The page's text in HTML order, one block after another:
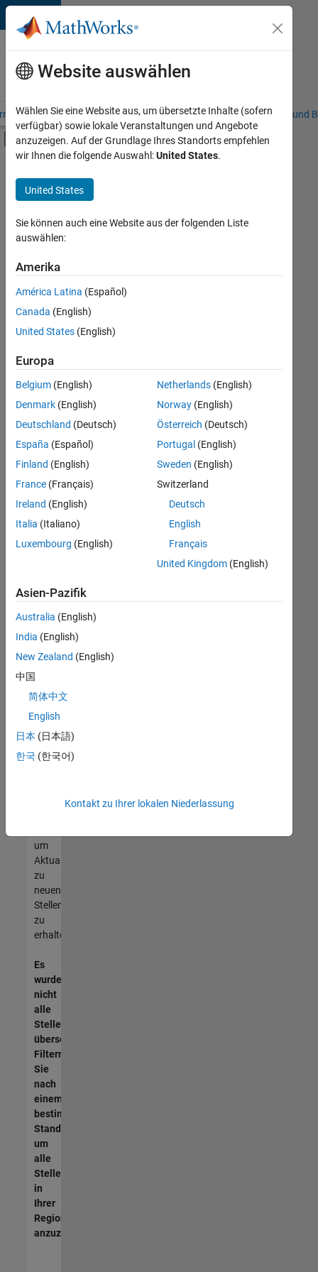
Weiter zum Inhalt
Karriere
bei
MathWorks
– Übersicht Stellensuche Niederlassungen Studierende und
Umschaltung für Off-Canvas-
Hauptinhalt
Commercial Sales
Finance and Operations
Legal
+2
Derzeit
es
keine
offenen
Stellen,
Ihren
Suchkriterien
entsprechen.
können
die
Suchkriterien
weiter
fassen
oder
alle
Stellenangebote
anzeigen .
noch
keine
offenen
Stellen
können,
die
Ihren
entsprechen,
werden
unseres
um
Aktualisierungen
zu
neuen
Stellenangeboten
zu
erhalten.
Es
wurden
nicht
alle
Stellen
übersetzt.
Filtern
Sie
nach
einem
bestimmten
Standort,
um
alle
Stellenangebote
in
Ihrer
Region
anzuzeigen.
Website auswählen
Wählen Sie eine Website aus, um übersetzte Inhalte (sofern
verfügbar) sowie lokale Veranstaltungen und Angebote
anzuzeigen. Auf der Grundlage Ihres Standorts empfehlen
wir Ihnen die folgende Auswahl:United States.
United States
Sie können auch eine Website aus der folgenden Liste
auswählen:
Amerika
América Latina (Español)
Canada (English)
United States (English)
Europa
Belgium (English)
Denmark (English)
Deutschland (Deutsch)
España (Español)
Finland (English)
France (Français)
Ireland (English)
Italia (Italiano)
Luxembourg (English)
Netherlands(English)
Norway(English)
Österreich (Deutsch)
Portugal (English)
Sweden (English)
Switzerland
Deutsch
English
Français
United Kingdom(English)
Asien-Pazifik
Australia (English)
India (English)
New Zealand (English)
中国
简体中文
English
日本 (日本語)
한국 (한국어)
Kontakt zu Ihrer lokalen Niederlassung